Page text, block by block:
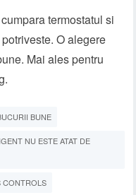
termostatul si
O alegere
Mai ales pentru
BUNE
NU ESTE ATAT DE
CONTROLS